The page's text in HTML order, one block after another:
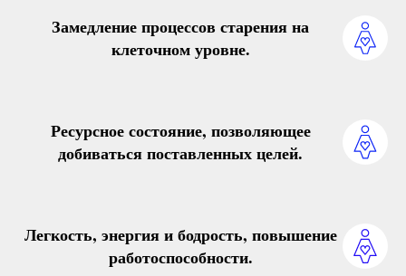
Замедление процессов старенияна
клеточном уровне.
Ресурсное состояние, позволяющее
добиваться поставленных целей.
Легкость, энергия и бодрость, повышение
работоспособности.